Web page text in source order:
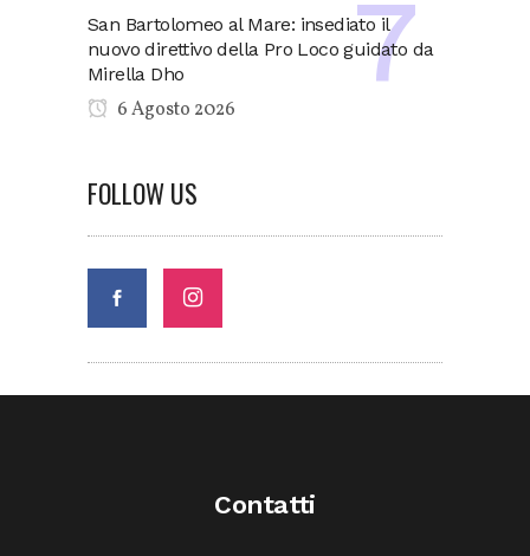
San Bartolomeo al Mare: insediato il
nuovo direttivo della Pro Loco guidato da
Mirella Dho
6 Agosto 2026
FOLLOW US
Contatti